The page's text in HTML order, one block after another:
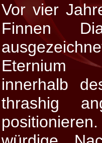
Vor vier
Finnen
Eternium
innerhalb
thrashig